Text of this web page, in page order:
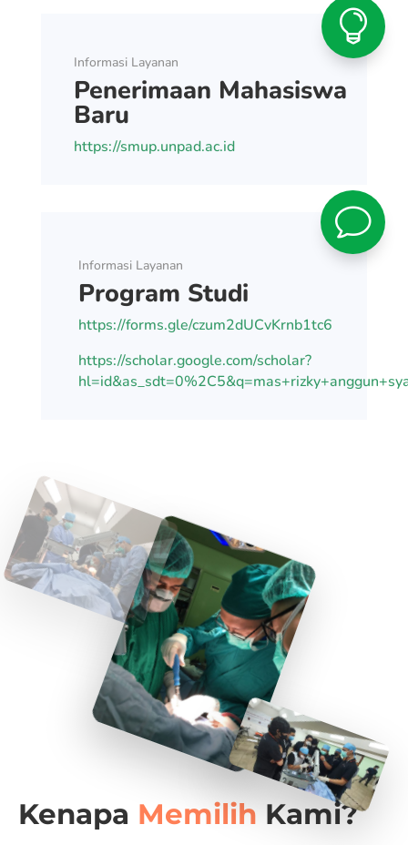

Informasi Layanan
Penerimaan Mahasiswa
Baru
https://smup.unpad.ac.id
v
Informasi Layanan
Program Studi
https://forms.gle/czum2dUCvKrnb1tc6
https://scholar.google.com/scholar?
Kenapa Memilih Kami?